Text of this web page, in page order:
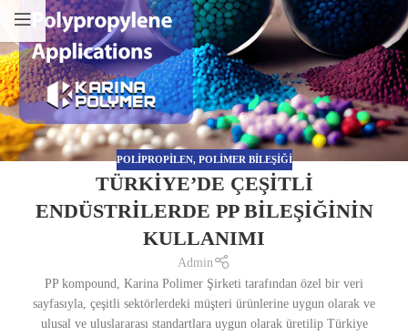
POLIPROPILEN, POLIMER BILEŞIĞI
TÜRKIYE’DE ÇEŞITLI
ENDÜSTRILERDE PP BILEŞIĞININ
KULLANIMI
Admin
PP kompound, Karina Polimer Şirketi tarafından özel bir veri
sayfasıyla, çeşitli sektörlerdeki müşteri ürünlerine uygun olarak ve
ulusal ve uluslararası standartlara uygun olarak üretilip Türkiye